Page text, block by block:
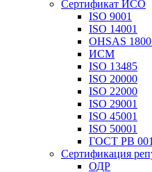
Сертификат ИСО
ISO 9001
ISO 14001
OHSAS
ИСМ
ISO 13485
ISO 20000
ISO 22000
ISO 29001
ISO 45001
ISO 50001
ГОСТ РВ
Сертификация
ОДР